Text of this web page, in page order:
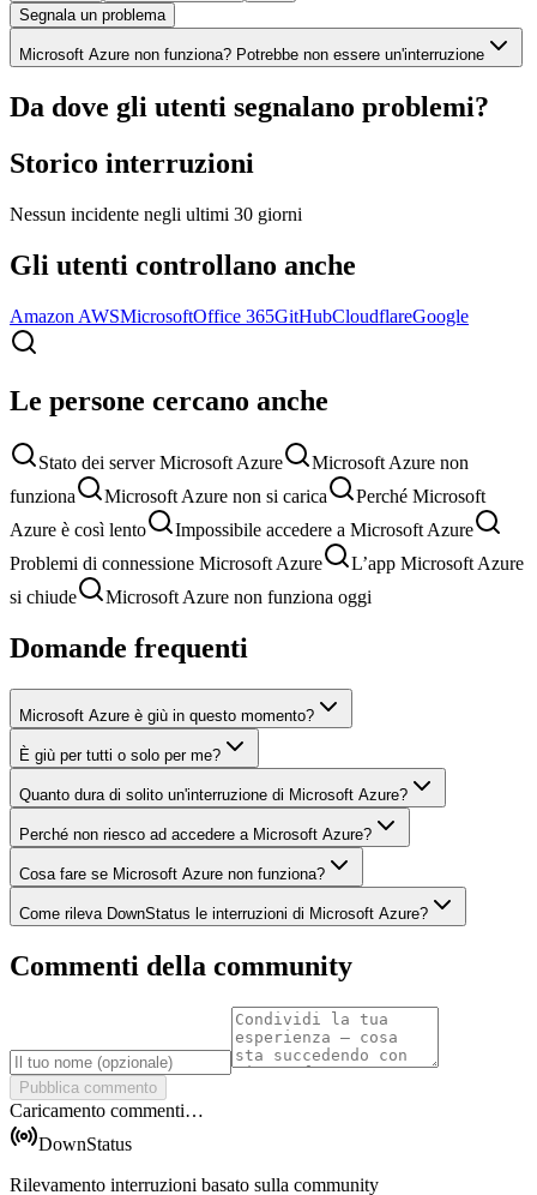
Segnala un problema
Microsoft Azure non funziona? Potrebbe non essere un'interruzione
Da dove gli utenti segnalano problemi?
Storico interruzioni
Nessun incidente negli ultimi 30 giorni
Gli utenti controllano anche
Amazon AWSMicrosoftOffice 365GitHubCloudflareGoogle
Le persone cercano anche
Stato dei server Microsoft Azure
Microsoft Azure non
funziona
Microsoft Azure non si carica
Perché Microsoft
Azure è così lento
Impossibile accedere a Microsoft Azure
Problemi di connessione Microsoft Azure
L’app Microsoft Azure
si chiude
Microsoft Azure non funziona oggi
Domande frequenti
Microsoft Azure è giù in questo momento?
È giù per tutti o solo per me?
Quanto dura di solito un'interruzione di Microsoft Azure?
Perché non riesco ad accedere a Microsoft Azure?
Cosa fare se Microsoft Azure non funziona?
Come rileva DownStatus le interruzioni di Microsoft Azure?
Commenti della community
Pubblica commento
Caricamento commenti…
DownStatus
Rilevamento interruzioni basato sulla community